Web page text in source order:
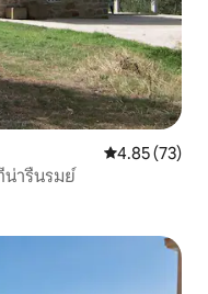
คะแนนเฉลี่ย
4.85 (73)
ารื่นรมย์